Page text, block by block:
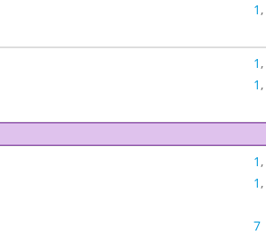
1,
1,
1,
1,
1,
7